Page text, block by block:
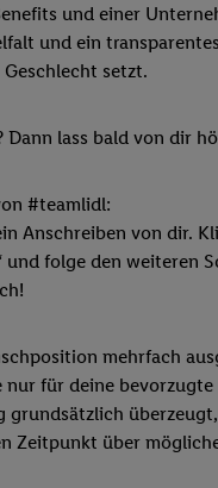
und einer
und ein
setzt.
Dann lass bald von dir
#teamlidl:
Anschreiben von dir.
und folge den weiteren
mehrfach
für deine bevorzugte
grundsätzlich
Zeitpunkt über